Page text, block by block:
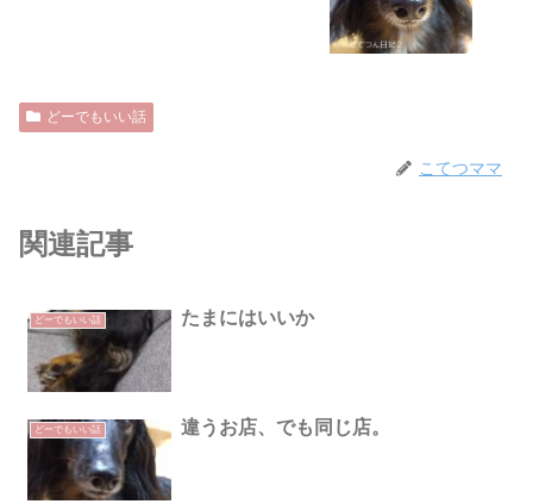
どーでもいい話
こてつママ
関連記事
どーでもいい話 たまにはいいか
どーでもいい話 違うお店、でも同じ店。